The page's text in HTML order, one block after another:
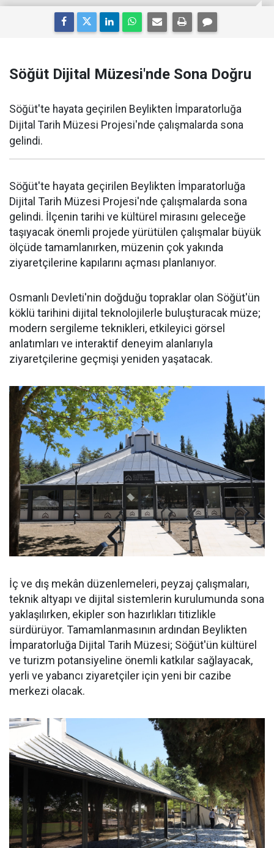
Söğüt Dijital Müzesi'nde Sona Doğru
Söğüt'te hayata geçirilen Beylikten İmparatorluğa
Dijital Tarih Müzesi Projesi'nde çalışmalarda sona
gelindi.
Söğüt'te hayata geçirilen Beylikten İmparatorluğa
Dijital Tarih Müzesi Projesi'nde çalışmalarda sona
gelindi. İlçenin tarihi ve kültürel mirasını geleceğe
taşıyacak önemli projede yürütülen çalışmalar büyük
ölçüde tamamlanırken, müzenin çok yakında
ziyaretçilerine kapılarını açması planlanıyor.
Osmanlı Devleti'nin doğduğu topraklar olan Söğüt'ün
köklü tarihini dijital teknolojilerle buluşturacak müze;
modern sergileme teknikleri, etkileyici görsel
anlatımları ve interaktif deneyim alanlarıyla
ziyaretçilerine geçmişi yeniden yaşatacak.
İç ve dış mekân düzenlemeleri, peyzaj çalışmaları,
teknik altyapı ve dijital sistemlerin kurulumunda sona
yaklaşılırken, ekipler son hazırlıkları titizlikle
sürdürüyor. Tamamlanmasının ardından Beylikten
İmparatorluğa Dijital Tarih Müzesi; Söğüt'ün kültürel
ve turizm potansiyeline önemli katkılar sağlayacak,
yerli ve yabancı ziyaretçiler için yeni bir cazibe
merkezi olacak.